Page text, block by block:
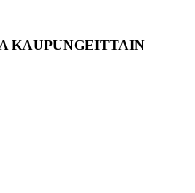
KAUPUNGEITTAIN